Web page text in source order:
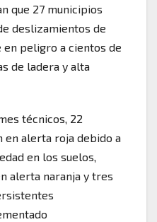
que 27 municipios
deslizamientos de
peligro a cientos de
de ladera y alta
técnicos, 22
en alerta roja debido a
en los suelos,
alerta naranja y tres